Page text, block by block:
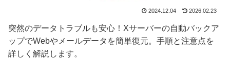
2024.12.04 2026.02.23
突然のデータトラブルも安心！Xサーバーの自動バックア
ップでWebやメールデータを簡単復元。手順と注意点を
詳しく解説します。